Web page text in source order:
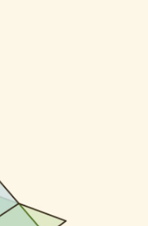
«гори­
— дирек­